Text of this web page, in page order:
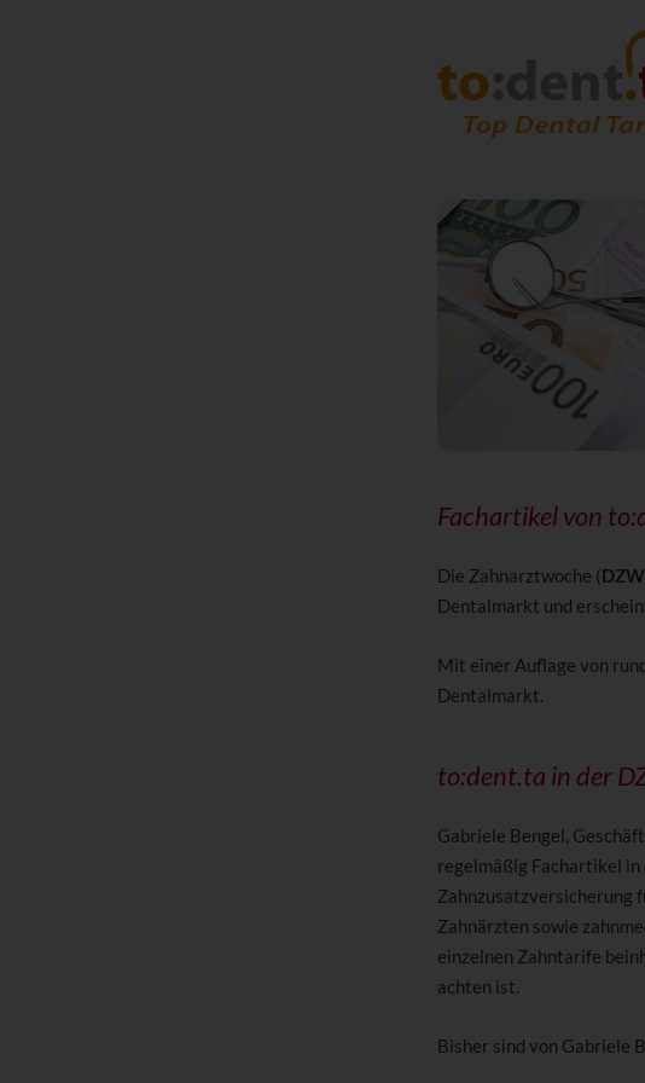
Fachartikel von
Die Zahnarztwoche (DZW
Dentalmarkt und
Mit einer Auflage von
Dentalmarkt.
to:dent.ta in der
Gabriele Bengel,
regelmäßig Fachartikel in
Zahnzusatzversicherung
Zahnärzten sowie
einzelnen Zahntarife
achten ist.
Bisher sind von Gabriele